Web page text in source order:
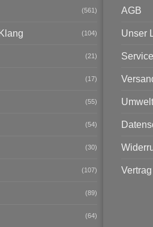
(561)
(104)
(21)
(17)
(55)
(54)
(30)
(107)
(89)
(64)
AGB
Unser
Service